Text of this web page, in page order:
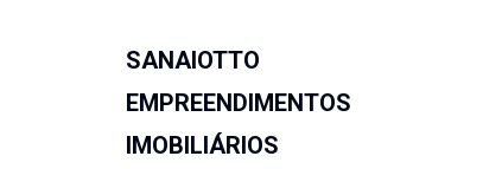
SANAIOTTO
EMPREENDIMENTOS
IMOBILIÁRIOS